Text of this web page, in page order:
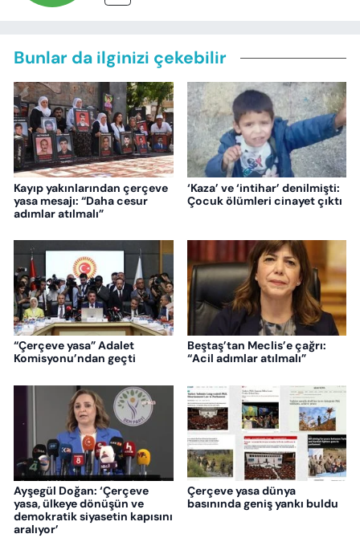
Bunlar da ilginizi çekebilir
Kayıp yakınlarından çerçeve
yasa mesajı: “Daha cesur
adımlar atılmalı”
‘Kaza’ ve ‘intihar’ denilmişti:
Çocuk ölümleri cinayet çıktı
“Çerçeve yasa” Adalet
Komisyonu’ndan geçti
Beştaş’tan Meclis’e çağrı:
“Acil adımlar atılmalı”
Ayşegül Doğan: ‘Çerçeve
yasa, ülkeye dönüşün ve
demokratik siyasetin kapısını
aralıyor’
Çerçeve yasa dünya
basınında geniş yankı buldu